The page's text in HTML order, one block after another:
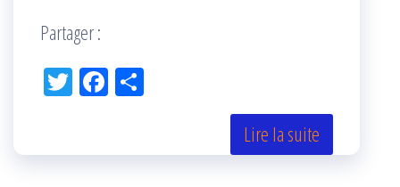
Partager :
Tw Fac
k r
Lire la suite